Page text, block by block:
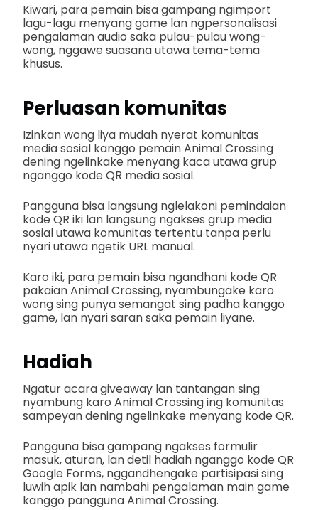
Kiwari, para pemain bisa gampang ngimport
lagu-lagu menyang game lan ngpersonalisasi
pengalaman audio saka pulau-pulau wong-
wong, nggawe suasana utawa tema-tema
khusus.
Perluasan komunitas
Izinkan wong liya mudah nyerat komunitas
media sosial kanggo pemain Animal Crossing
dening ngelinkake menyang kaca utawa grup
nganggo kode QR media sosial.
Pangguna bisa langsung nglelakoni pemindaian
kode QR iki lan langsung ngakses grup media
sosial utawa komunitas tertentu tanpa perlu
nyari utawa ngetik URL manual.
Karo iki, para pemain bisa ngandhani kode QR
pakaian Animal Crossing, nyambungake karo
wong sing punya semangat sing padha kanggo
game, lan nyari saran saka pemain liyane.
Hadiah
Ngatur acara giveaway lan tantangan sing
nyambung karo Animal Crossing ing komunitas
sampeyan dening ngelinkake menyang kode QR.
Pangguna bisa gampang ngakses formulir
masuk, aturan, lan detil hadiah nganggo kode QR
Google Forms, nggandhengake partisipasi sing
luwih apik lan nambahi pengalaman main game
kanggo pangguna Animal Crossing.